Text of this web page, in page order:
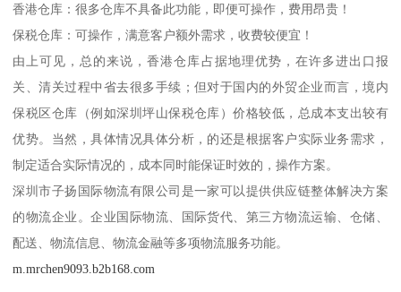
香港仓库：很多仓库不具备此功能，即便可操作，费用昂贵！
保税仓库：可操作，满意客户额外需求，收费较便宜！
由上可见，总的来说，香港仓库占据地理优势，在许多进出口报
关、清关过程中省去很多手续；但对于国内的外贸企业而言，境内
保税区仓库（例如深圳坪山保税仓库）价格较低，总成本支出较有
优势。当然，具体情况具体分析，的还是根据客户实际业务需求，
制定适合实际情况的，成本同时能保证时效的，操作方案。
深圳市子扬国际物流有限公司是一家可以提供供应链整体解决方案
的物流企业。企业国际物流、国际货代、第三方物流运输、仓储、
配送、物流信息、物流金融等多项物流服务功能。
m.mrchen9093.b2b168.com